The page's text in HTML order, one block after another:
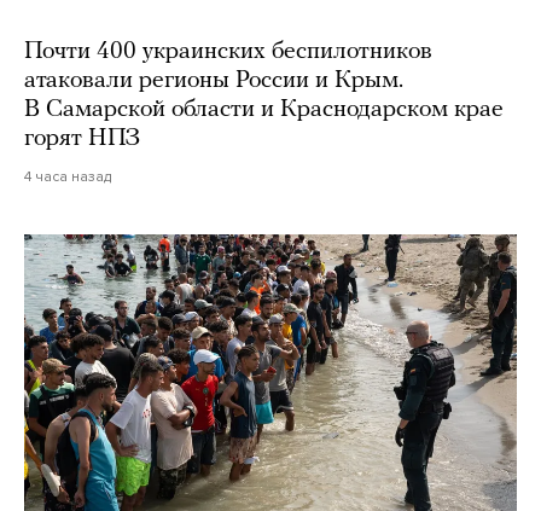
Почти 400 украинских беспилотников
атаковали регионы России и Крым.
В Самарской области и Краснодарском крае
горят НПЗ
4 часа назад